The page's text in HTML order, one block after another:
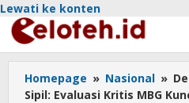
Lewati ke konten
Homepage » Nasional »
Sipil: Evaluasi Kritis MBG